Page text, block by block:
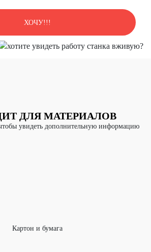
ХОЧУ!!!
ДЛЯ МАТЕРИАЛОВ
увидеть дополнительную информацию
Картон и бумага